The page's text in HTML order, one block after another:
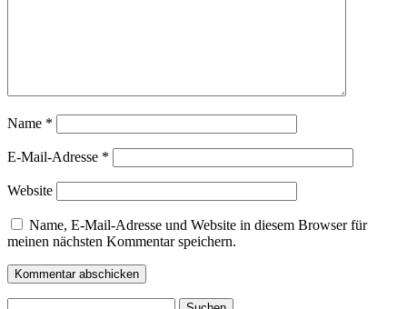
Name *
E-Mail-Adresse *
Website
Name, E-Mail-Adresse und Website in diesem Browser für
meinen nächsten Kommentar speichern.